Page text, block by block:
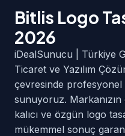
Bitlis Logo
2026
iDealSunucu | Türkiye
Ticaret ve Yazılım
çevresinde profesyonel
sunuyoruz. Markanızın
kalıcı ve özgün logo
mükemmel sonuç